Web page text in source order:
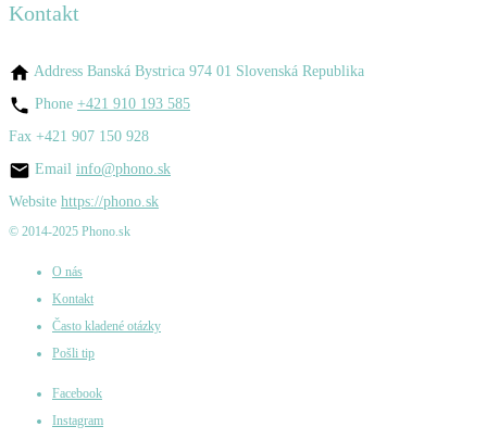
Kontakt
Address Banská Bystrica 974 01 Slovenská Republika
Phone +421 910 193 585
Fax +421 907 150 928
Email info@phono.sk
Website https://phono.sk
© 2014-2025 Phono.sk
O nás
Kontakt
Často kladené otázky
Pošli tip
Facebook
Instagram